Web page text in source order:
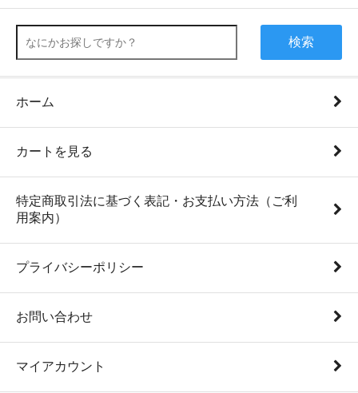
検索
ホーム
カートを見る
特定商取引法に基づく表記・お支払い方法（ご利
用案内）
プライバシーポリシー
お問い合わせ
マイアカウント